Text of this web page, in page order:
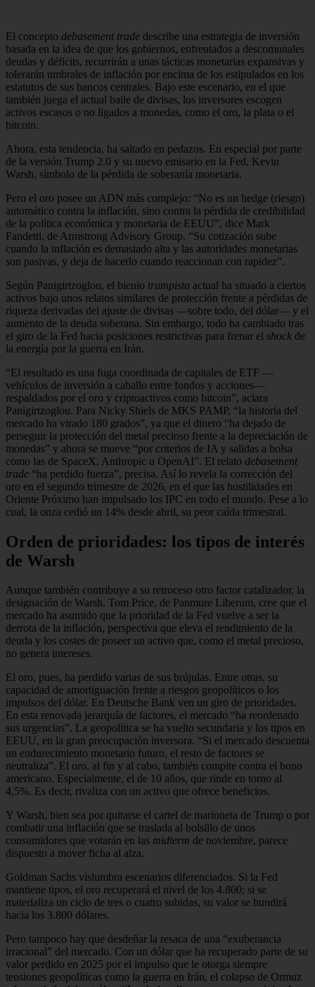
El concepto debasement trade describe una estrategia de inversión
basada en la idea de que los gobiernos, enfrentados a descomunales
deudas y déficits, recurrirán a unas tácticas monetarias expansivas y
tolerarán umbrales de inflación por encima de los estipulados en los
estatutos de sus bancos centrales. Bajo este escenario, en el que
también juega el actual baile de divisas, los inversores escogen
activos escasos o no ligados a monedas, como el oro, la plata o el
bitcoin.
Ahora, esta tendencia, ha saltado en pedazos. En especial por parte
de la versión Trump 2.0 y su nuevo emisario en la Fed, Kevin
Warsh, símbolo de la pérdida de soberanía monetaria.
Pero el oro posee un ADN más complejo: “No es un hedge (riesgo)
automático contra la inflación, sino contra la pérdida de credibilidad
de la política económica y monetaria de EEUU”, dice Mark
Fandetti, de Armstrong Advisory Group. “Su cotización sube
cuando la inflación es demasiado alta y las autoridades monetarias
son pasivas, y deja de hacerlo cuando reaccionan con rapidez”.
Según Panigirtzoglou, el bienio trumpista actual ha situado a ciertos
activos bajo unos relatos similares de protección frente a pérdidas de
riqueza derivadas del ajuste de divisas —sobre todo, del dólar— y el
aumento de la deuda soberana. Sin embargo, todo ha cambiado tras
el giro de la Fed hacia posiciones restrictivas para frenar el shock de
la energía por la guerra en Irán.
“El resultado es una fuga coordinada de capitales de ETF —
vehículos de inversión a caballo entre fondos y acciones—
respaldados por el oro y criptoactivos como bitcoin”, aclara
Panigirtzoglou. Para Nicky Shiels de MKS PAMP, “la historia del
mercado ha virado 180 grados”, ya que el dinero “ha dejado de
perseguir la protección del metal precioso frente a la depreciación de
monedas” y ahora se mueve “por criterios de IA y salidas a bolsa
como las de SpaceX, Anthropic u OpenAI”. El relato debasement
trade “ha perdido fuerza”, precisa. Así lo revela la corrección del
oro en el segundo trimestre de 2026, en el que las hostilidades en
Oriente Próximo han impulsado los IPC en todo el mundo. Pese a lo
cual, la onza cedió un 14% desde abril, su peor caída trimestral.
Orden de prioridades: los tipos de interés
de Warsh
Aunque también contribuye a su retroceso otro factor catalizador, la
designación de Warsh. Tom Price, de Panmure Liberum, cree que el
mercado ha asumido que la prioridad de la Fed vuelve a ser la
derrota de la inflación, perspectiva que eleva el rendimiento de la
deuda y los costes de poseer un activo que, como el metal precioso,
no genera intereses.
El oro, pues, ha perdido varias de sus brújulas. Entre otras, su
capacidad de amortiguación frente a riesgos geopolíticos o los
impulsos del dólar. En Deutsche Bank ven un giro de prioridades.
En esta renovada jerarquía de factores, el mercado “ha reordenado
sus urgencias”. La geopolítica se ha vuelto secundaria y los tipos en
EEUU, en la gran preocupación inversora. “Si el mercado descuenta
un endurecimiento monetario futuro, el resto de factores se
neutraliza”. El oro, al fin y al cabo, también compite contra el bono
americano. Especialmente, el de 10 años, que rinde en torno al
4,5%. Es decir, rivaliza con un activo que ofrece beneficios.
Y Warsh, bien sea por quitarse el cartel de marioneta de Trump o por
combatir una inflación que se traslada al bolsillo de unos
consumidores que votarán en las midterm de noviembre, parece
dispuesto a mover ficha al alza.
Goldman Sachs vislumbra escenarios diferenciados. Si la Fed
mantiene tipos, el oro recuperará el nivel de los 4.800; si se
materializa un ciclo de tres o cuatro subidas, su valor se hundirá
hacia los 3.800 dólares.
Pero tampoco hay que desdeñar la resaca de una “exuberancia
irracional” del mercado. Con un dólar que ha recuperado parte de su
valor perdido en 2025 por el impulso que le otorga siempre
tensiones geopolíticas como la guerra en Irán, el colapso de Ormuz